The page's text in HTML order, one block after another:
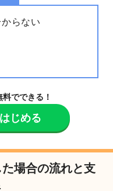
らない
でできる！
じめる
場合の流れと支